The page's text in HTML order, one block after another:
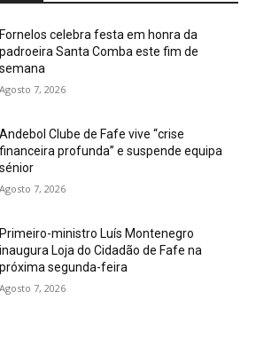
Fornelos celebra festa em honra da
padroeira Santa Comba este fim de
semana
Agosto 7, 2026
Andebol Clube de Fafe vive “crise
financeira profunda” e suspende equipa
sénior
Agosto 7, 2026
Primeiro-ministro Luís Montenegro
inaugura Loja do Cidadão de Fafe na
próxima segunda-feira
Agosto 7, 2026